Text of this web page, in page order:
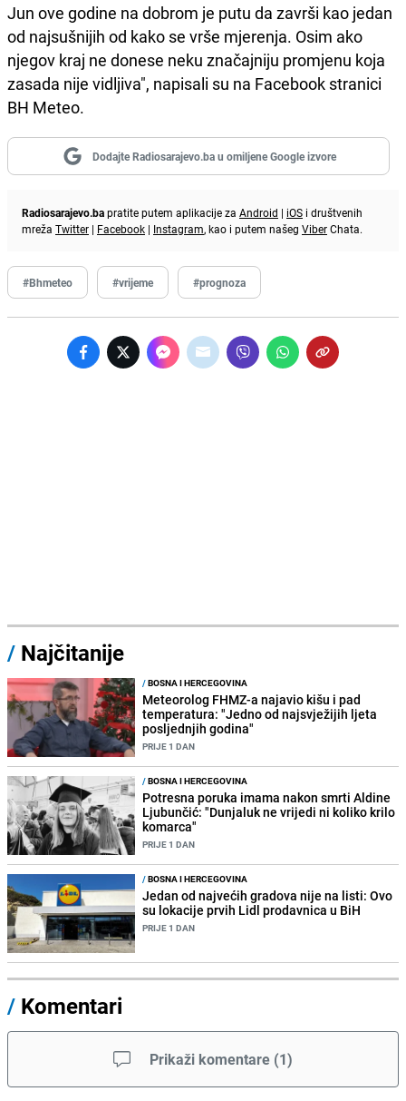
Jun ove godine na dobrom je putu da završi kao jedan
od najsušnijih od kako se vrše mjerenja. Osim ako
njegov kraj ne donese neku značajniju promjenu koja
zasada nije vidljiva", napisali su na Facebook stranici
BH Meteo.
Dodajte Radiosarajevo.ba u omiljene Google izvore
Radiosarajevo.bapratite putem aplikacije za Android | iOS i društvenih
mreža Twitter | Facebook | Instagram, kao i putem našeg ViberChata.
#Bhmeteo #vrijeme #prognoza
/ Najčitanije
/BOSNA I HERCEGOVINA
Meteorolog FHMZ-a najavio kišu i pad
temperatura: "Jedno od najsvježijih ljeta
posljednjih godina"
PRIJE 1 DAN
/BOSNA I HERCEGOVINA
Potresna poruka imama nakon smrti Aldine
Ljubunčić: "Dunjaluk ne vrijedi ni koliko krilo
komarca"
PRIJE 1 DAN
/BOSNA I HERCEGOVINA
Jedan od najvećih gradova nije na listi: Ovo
su lokacije prvih Lidl prodavnica u BiH
PRIJE 1 DAN
/ Komentari
Prikaži komentare (1)